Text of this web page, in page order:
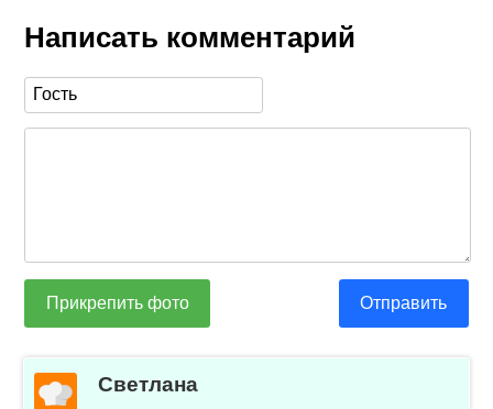
Написать комментарий
Прикрепить фото Отправить
Светлана